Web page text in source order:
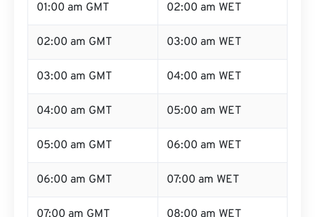
01:00 am GMT 02:00 am WET
02:00 am GMT 03:00 am WET
03:00 am GMT 04:00 am WET
04:00 am GMT 05:00 am WET
05:00 am GMT 06:00 am WET
06:00 am GMT 07:00 am WET
07:00 am GMT 08:00 am WET